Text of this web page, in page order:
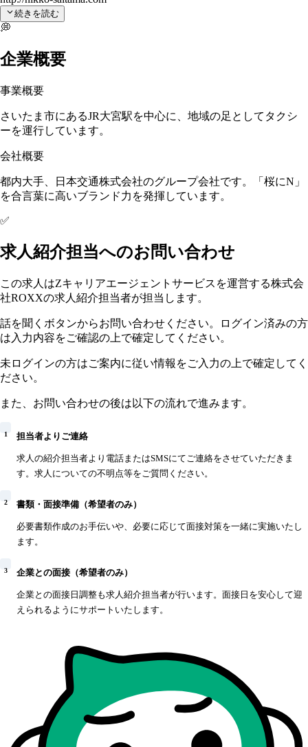
続きを読む
💭
企業概要
事業概要
さいたま市にあるJR大宮駅を中心に、地域の足としてタクシ
ーを運行しています。
会社概要
都内大手、日本交通株式会社のグループ会社です。「桜にN」
を合言葉に高いブランド力を発揮しています。
✅
求人紹介担当へのお問い合わせ
この求人はZキャリアエージェントサービスを運営する株式会
社ROXXの求人紹介担当者が担当します。
話を聞くボタンからお問い合わせください。ログイン済みの方
は入力内容をご確認の上で確定してください。
未ログインの方はご案内に従い情報をご入力の上で確定してく
ださい。
また、お問い合わせの後は以下の流れで進みます。
1 担当者よりご連絡
求人の紹介担当者より電話またはSMSにてご連絡をさせていただきま
す。求人についての不明点等をご質問ください。
2 書類・面接準備（希望者のみ）
必要書類作成のお手伝いや、必要に応じて面接対策を一緒に実施いたし
ます。
3 企業との面接（希望者のみ）
企業との面接日調整も求人紹介担当者が行います。面接日を安心して迎
えられるようにサポートいたします。